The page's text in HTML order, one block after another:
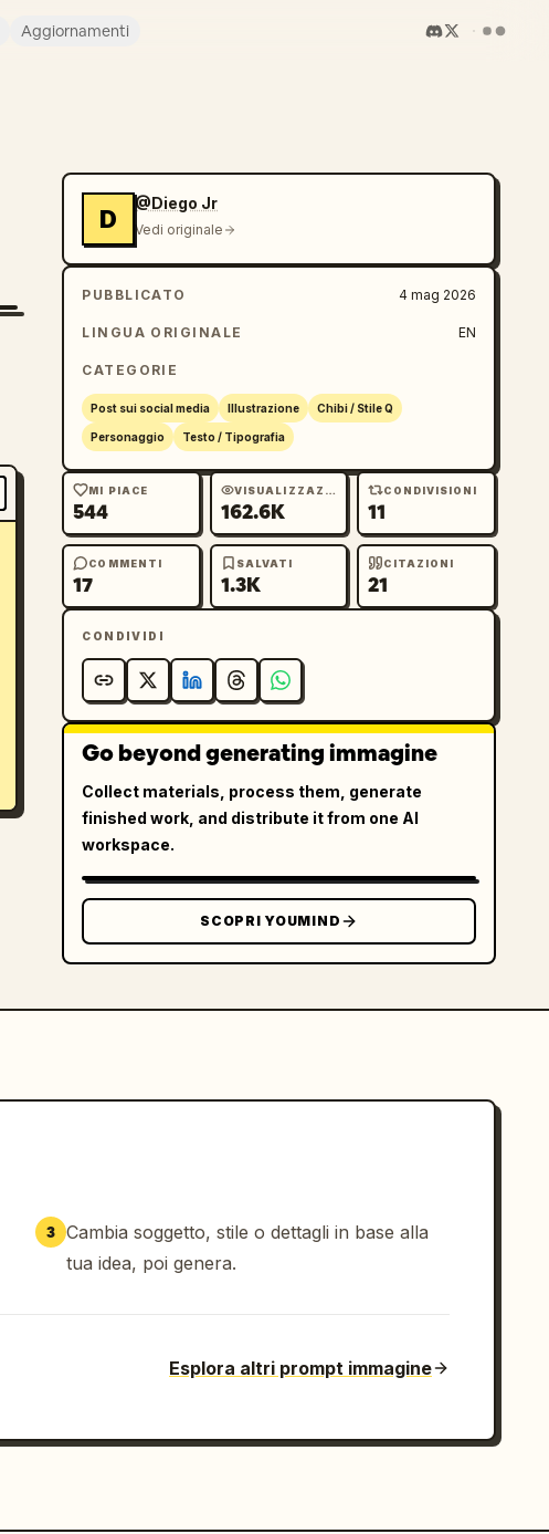
Aggiornamenti
D
@Diego Jr
Vedi originale
PUBBLICATO 4 mag 2026
LINGUA ORIGINALE EN
CATEGORIE
Post sui social media Illustrazione Chibi / Stile Q
Personaggio Testo / Tipografia
MI PIACE
544
VISUALIZZAZIONI
162.6K
CONDIVISIONI
11
COMMENTI
17
SALVATI
1.3K
CITAZIONI
21
CONDIVIDI
Go beyond generating immagine
Collect materials, process them, generate
finished work, and distribute it from one AI
workspace.
SCOPRI YOUMIND
3 Cambia soggetto, stile o dettagli in base alla
tua idea, poi genera.
Esplora altri prompt immagine